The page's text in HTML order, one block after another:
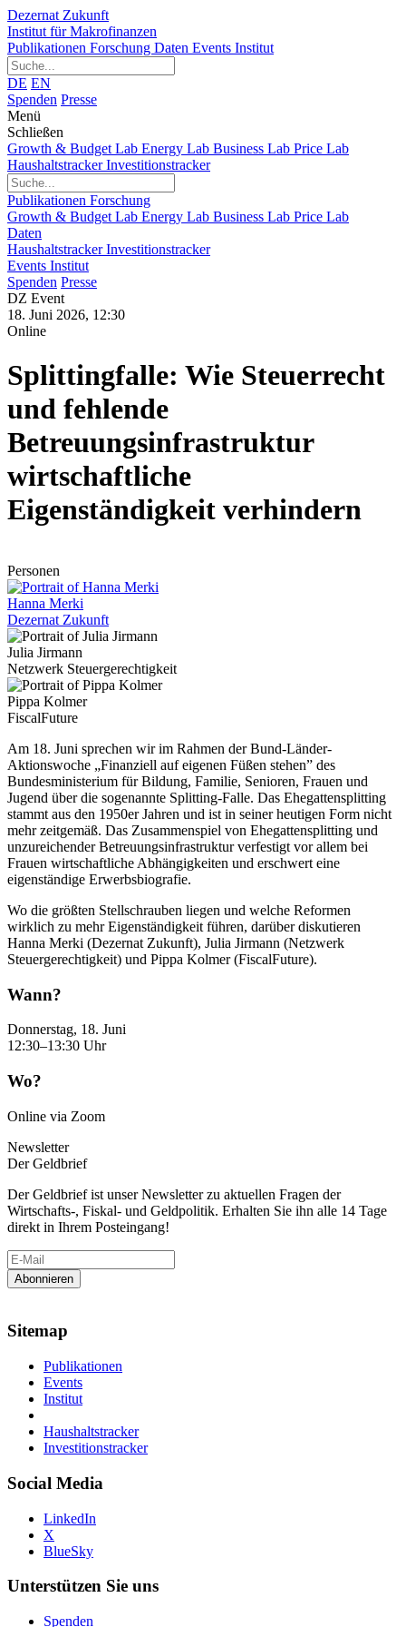
Dezernat Zukunft
Institut für Makrofinanzen
Publikationen Forschung Daten Events Institut
DE EN
Spenden Presse
Menü
Schließen
Growth & Budget Lab Energy Lab Business Lab Price Lab
HaushaltstrackerInvestitionstracker
Publikationen Forschung
Growth & Budget Lab Energy Lab Business Lab Price Lab
Daten
HaushaltstrackerInvestitionstracker
Events Institut
Spenden Presse
DZ Event
18. Juni 2026, 12:30
Online
Splittingfalle: Wie Steuerrecht
und fehlende
Betreuungsinfrastruktur
wirtschaftliche
Eigenständigkeit verhindern
Personen
Hanna Merki
Dezernat Zukunft
Julia Jirmann
Netzwerk Steuergerechtigkeit
Pippa Kolmer
FiscalFuture
Am 18. Juni sprechen wir im Rahmen der Bund-Länder-
Aktionswoche „Finanziell auf eigenen Füßen stehen” des
Bundesministerium für Bildung, Familie, Senioren, Frauen und
Jugend über die sogenannte Splitting-Falle. Das Ehegattensplitting
stammt aus den 1950er Jahren und ist in seiner heutigen Form nicht
mehr zeitgemäß. Das Zusammenspiel von Ehegattensplitting und
unzureichender Betreuungsinfrastruktur verfestigt vor allem bei
Frauen wirtschaftliche Abhängigkeiten und erschwert eine
eigenständige Erwerbsbiografie.
Wo die größten Stellschrauben liegen und welche Reformen
wirklich zu mehr Eigenständigkeit führen, darüber diskutieren
Hanna Merki (Dezernat Zukunft), Julia Jirmann (Netzwerk
Steuergerechtigkeit) und Pippa Kolmer (FiscalFuture).
Wann?
Donnerstag, 18. Juni
12:30–13:30 Uhr
Wo?
Online via Zoom
Newsletter
Der Geldbrief
Der Geldbrief ist unser Newsletter zu aktuellen Fragen der
Wirtschafts-, Fiskal- und Geldpolitik. Erhalten Sie ihn alle 14 Tage
direkt in Ihrem Posteingang!
Sitemap
Publikationen
Events
Institut
Haushaltstracker
Investitionstracker
Social Media
LinkedIn
X
BlueSky
Unterstützen Sie uns
Spenden